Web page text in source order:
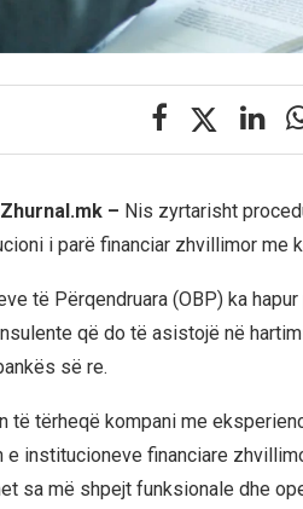
– Nis zyrtarisht
i parë financiar zhvillimor me
të Përqendruara (OBP) ka
që do të asistojë në
së re.
të tërheqë kompani me
institucioneve financiare
sa më shpejt funksionale dhe